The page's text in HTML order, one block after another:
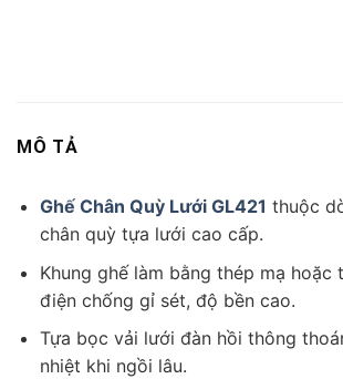
MÔ TẢ
Ghế Chân Quỳ Lưới GL421 thuộc
chân quỳ tựa lưới cao cấp.
Khung ghế làm bằng thép mạ hoặc
điện chống gỉ sét, độ bền cao.
Tựa bọc vải lưới đàn hồi thông
nhiệt khi ngồi lâu.